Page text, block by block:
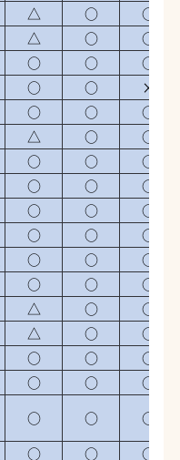
△ ○
○
△ ○
○
○ ○
○
○ ○
×
○ ○
○
△ ○
○
○ ○
○
○ ○
○
○ ○
○
○ ○
○
○ ○
○
○ ○
○
△ ○
○
△ ○
○
○ ○
○
○ ○
○
○ ○
○
○ ○ ○